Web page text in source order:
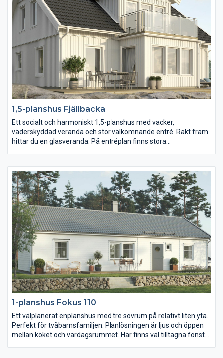
och djupa tomter.
1,5-planshus Fjällbacka
Ett socialt och harmoniskt 1,5-planshus med vacker,
väderskyddad veranda och stor välkomnande entré. Rakt fram
hittar du en glasveranda. På entréplan finns stora
tvättstugan. En trappa upp finns den privata avdelningen med
tre stora sovrum där föräldrasovrummet har en lyxig walk-in-
closet med fönster och ett stort badrum. Det ljusa allrummet
leder ut till en härlig balkong.
1-planshus Fokus 110
Ett välplanerat enplanshus med tre sovrum på relativt liten yta.
Perfekt för tvåbarnsfamiljen. Planlösningen är ljus och öppen
mellan köket och vardagsrummet. Här finns väl tilltagna fönster